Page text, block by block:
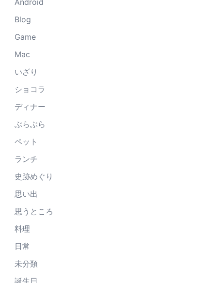
Android
Blog
Game
Mac
いざり
ショコラ
ディナー
ぶらぶら
ペット
ランチ
史跡めぐり
思い出
思うところ
料理
日常
未分類
誕生日